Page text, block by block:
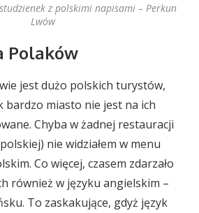
z polskimi napisami – Perkun
Lwów
Polaków
jest dużo polskich turystów,
bardzo miasto nie jest na ich
Chyba w żadnej restauracji
nie widziałem w menu
Co więcej, czasem zdarzało
również w języku angielskim –
To zaskakujące, gdyż język